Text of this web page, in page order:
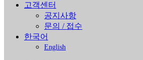
고객센터
공지사항
문의 / 접수
한국어
English